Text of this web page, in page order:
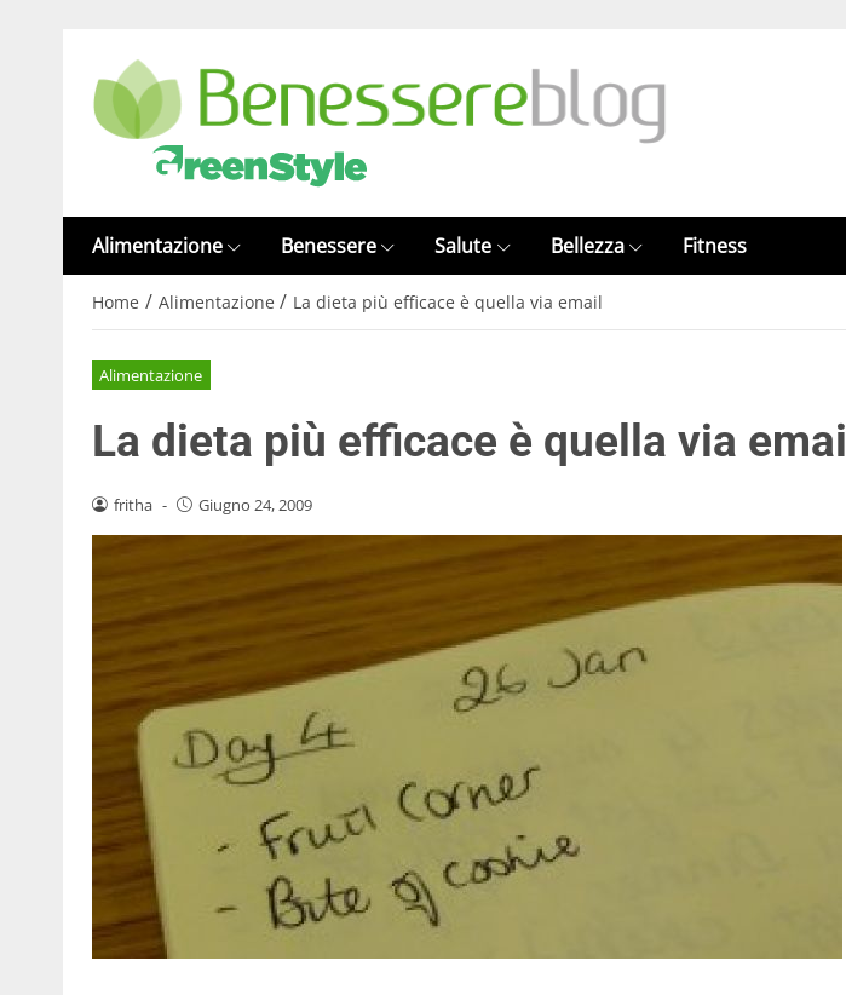
Alimentazione Benessere Salute Bellezza Fitness
Home / Alimentazione / La dieta più efficace è quella via email
Alimentazione
La dieta più efficace è quella via email
fritha - Giugno 24, 2009